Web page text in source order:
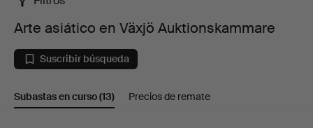
Arte
asiático
en
Växjö
Arte asiático en Växjö Auktionskammare
Suscribir búsqueda
Subastas en curso(13) Precios de remate